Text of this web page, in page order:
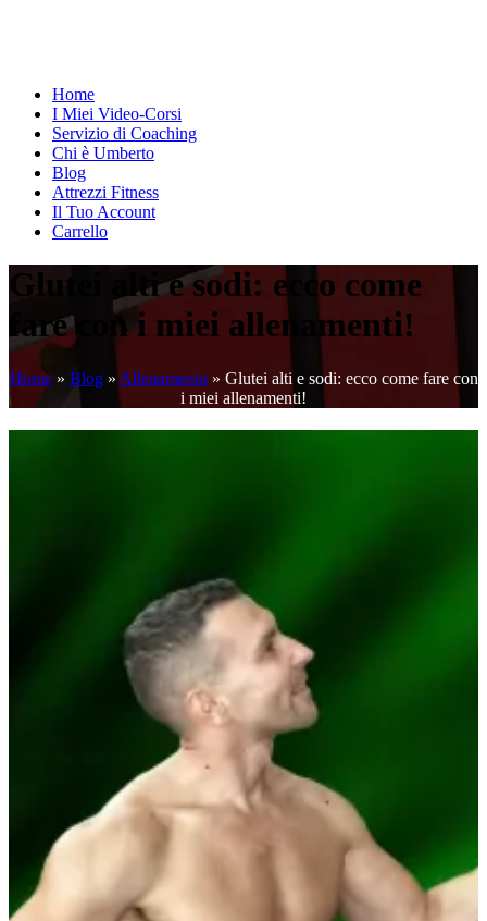
Home
I Miei Video-Corsi
Servizio di Coaching
Chi è Umberto
Blog
Attrezzi Fitness
Il Tuo Account
Carrello
Glutei alti e sodi: ecco come
fare con i miei allenamenti!
Home» Blog» Allenamento» Glutei alti e sodi: ecco come fare con
i miei allenamenti!